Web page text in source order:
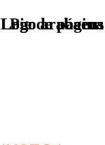
Logo arabaeus
Logo arabaeus
Pie de página